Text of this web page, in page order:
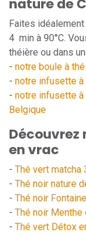
Faites
4 min à 90°C.
théière ou dans
- notre boule à thé
- notre infusette à
- notre infusette
Belgique
Découvrez
en vrac
- Thé vert matcha
- Thé noir nature
- Thé noir
- Thé noir Menthe
- Thé vert Détox